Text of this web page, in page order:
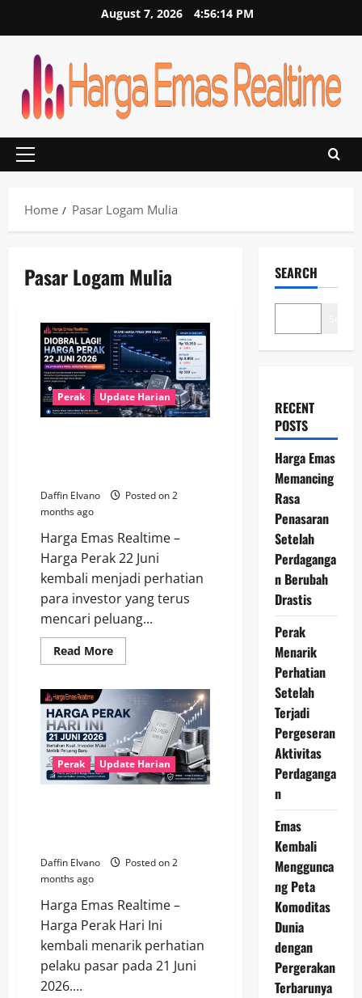
August 7, 2026 4:56:14 PM
Primary
Home
Pasar Logam Mulia
Pasar Logam Mulia
Perak Update Harian
Daffin Elvano
Posted on 2
months ago
Harga Emas Realtime –
Harga Perak 22 Juni
kembali menjadi perhatian
para investor yang terus
mencari peluang...
Read MoreRead
more
Perak
22
Juni
2026
Tetap
Kokoh,
Peluang
Baru
Mulai
Perak Update Harian
Daffin Elvano
Posted on 2
months ago
Harga Emas Realtime –
Harga Perak Hari Ini
kembali menarik perhatian
pelaku pasar pada 21 Juni
2026....
SEARCH
RECENT
POSTS
Harga Emas
Memancing
Rasa
Penasaran
Setelah
Perdaganga
n Berubah
Drastis
Perak
Menarik
Perhatian
Setelah
Terjadi
Pergeseran
Aktivitas
Perdaganga
n
Emas
Kembali
Menggunca
ng Peta
Komoditas
Dunia
dengan
Pergerakan
Terbarunya